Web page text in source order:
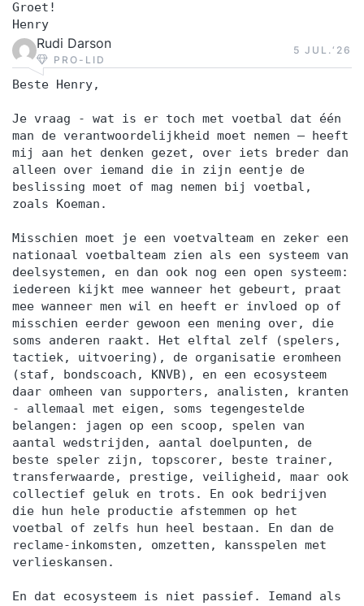
Groet!
Henry
Rudi Darson
PRO-LID
5 JUL.‘26
Beste Henry,
Je vraag - wat is er toch met voetbal dat één
man de verantwoordelijkheid moet nemen – heeft
mij aan het denken gezet, over iets breder dan
alleen over iemand die in zijn eentje de
beslissing moet of mag nemen bij voetbal,
zoals Koeman.
Misschien moet je een voetvalteam en zeker een
nationaal voetbalteam zien als een systeem van
deelsystemen, en dan ook nog een open systeem:
iedereen kijkt mee wanneer het gebeurt, praat
mee wanneer men wil en heeft er invloed op of
misschien eerder gewoon een mening over, die
soms anderen raakt. Het elftal zelf (spelers,
tactiek, uitvoering), de organisatie eromheen
(staf, bondscoach, KNVB), en een ecosysteem
daar omheen van supporters, analisten, kranten
- allemaal met eigen, soms tegengestelde
belangen: jagen op een scoop, spelen van
aantal wedstrijden, aantal doelpunten, de
beste speler zijn, topscorer, beste trainer,
transferwaarde, prestige, veiligheid, maar ook
collectief geluk en trots. En ook bedrijven
die hun hele productie afstemmen op het
voetbal of zelfs hun heel bestaan. En dan de
reclame-inkomsten, omzetten, kansspelen met
verlieskansen.
En dat ecosysteem is niet passief. Iemand als